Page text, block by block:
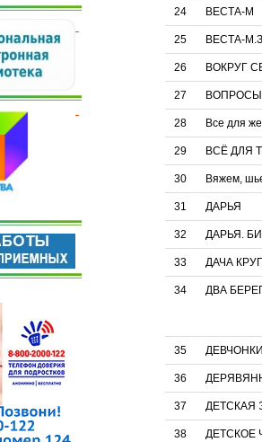
24 ВЕСТА-М
25 ВЕСТА-
26 ВОКРУГ
27
28 Все для
29 ВСЁ ДЛЯ
30 Вяжем,
31 ДАРЬЯ
32 ДАРЬЯ.
33 ДАЧА
34 ДВА
35
36
37 ДЕТСКАЯ
38 ДЕТСКОЕ